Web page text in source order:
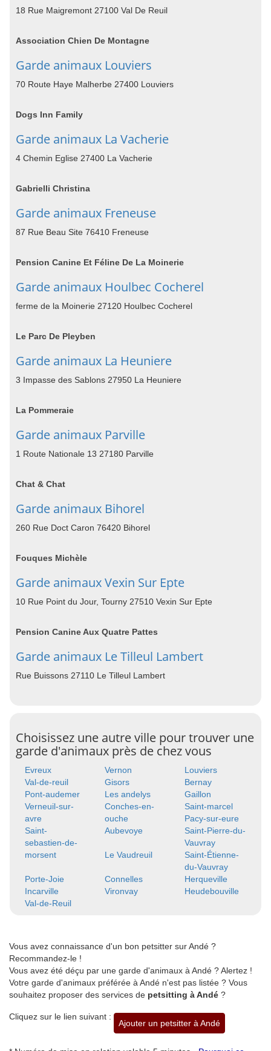
18 Rue Maigremont 27100 Val De Reuil
Association Chien De Montagne
Garde animaux Louviers
70 Route Haye Malherbe 27400 Louviers
Dogs Inn Family
Garde animaux La Vacherie
4 Chemin Eglise 27400 La Vacherie
Gabrielli Christina
Garde animaux Freneuse
87 Rue Beau Site 76410 Freneuse
Pension Canine Et Féline De La Moinerie
Garde animaux Houlbec Cocherel
ferme de la Moinerie 27120 Houlbec Cocherel
Le Parc De Pleyben
Garde animaux La Heuniere
3 Impasse des Sablons 27950 La Heuniere
La Pommeraie
Garde animaux Parville
1 Route Nationale 13 27180 Parville
Chat & Chat
Garde animaux Bihorel
260 Rue Doct Caron 76420 Bihorel
Fouques Michèle
Garde animaux Vexin Sur Epte
10 Rue Point du Jour, Tourny 27510 Vexin Sur Epte
Pension Canine Aux Quatre Pattes
Garde animaux Le Tilleul Lambert
Rue Buissons 27110 Le Tilleul Lambert
Choisissez une autre ville pour trouver une
garde d'animaux près de chez vous
Evreux Vernon
Louviers
Val-de-reuil
Gisors
Bernay
Pont-audemer
Les andelys
Gaillon
Verneuil-sur-
avre
Conches-en-
ouche
Saint-marcel
Pacy-sur-eure
Saint-
sebastien-de-
morsent
Aubevoye
Saint-Pierre-du-
Vauvray
Le Vaudreuil
Saint-Étienne-
du-Vauvray
Porte-Joie
Connelles
Herqueville
Incarville
Vironvay
Heudebouville
Val-de-Reuil
Vous avez connaissance d'un bon petsitter sur Andé ?
Recommandez-le !
Vous avez été déçu par une garde d'animaux à Andé ? Alertez !
Votre garde d'animaux préférée à Andé n'est pas listée ? Vous
souhaitez proposer des services de petsitting à Andé ?
Cliquez sur le lien suivant :
Ajouter un petsitter à Andé